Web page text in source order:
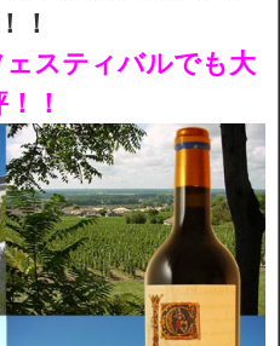
ガ登録
検索
プラチナワイン】
ーショップ】
8046）
！
スティバルでも大
！